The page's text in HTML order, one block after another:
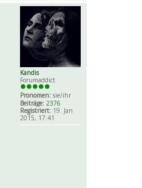
Kandis
Forumaddict
Pronomen: sie/ihr
Beiträge: 2376
Registriert: 19. Jan
2015, 17:41
senden